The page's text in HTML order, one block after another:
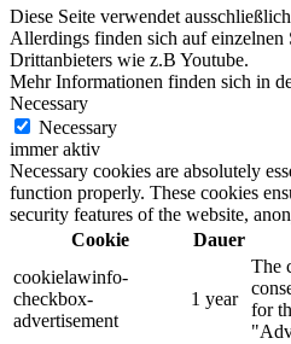
Diese Seite verwendet
Allerdings finden sich auf einzelnen
Drittanbieters wie z.B Youtube.
Mehr Informationen finden sich in
Necessary
Necessary
immer aktiv
Necessary cookies are absolutely
function properly. These cookies
security features of the website,
Cookie
Dauer
cookielawinfo-
checkbox-
advertisement
1 year
The
for